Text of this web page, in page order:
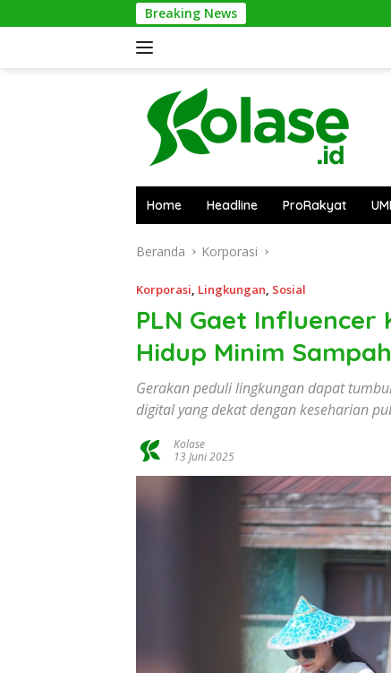
ke
Breaking News
Home Headline ProRakyat
Beranda Korporasi
Korporasi, Lingkungan, Sosial
PLN Gaet
Hidup Minim
Gerakan peduli lingkungan dapat
digital yang dekat dengan keseharian
Kolase
13 Juni 2025